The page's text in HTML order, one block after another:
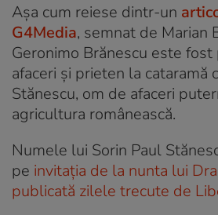
Așa cum reiese dintr-un
G4Media, semnat de Marian
Geronimo Brănescu este
afaceri și prieten la cataramă
Stănescu, om de afaceri
agricultura românească.
Numele lui Sorin Paul
pe invitația de la nunta lui
publicată zilele trecute de